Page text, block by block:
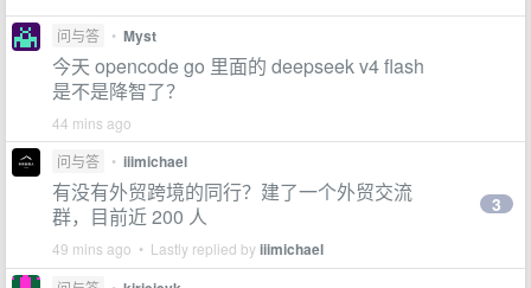
问与答 • Myst
今天 opencode go 里面的 deepseek v4 flash
是不是降智了？
44 mins ago
问与答
• iiimichael
有没有外贸跨境的同行？建了一个外贸交流
群，目前近 200 人
49 mins ago • Lastly replied byiiimichael
3